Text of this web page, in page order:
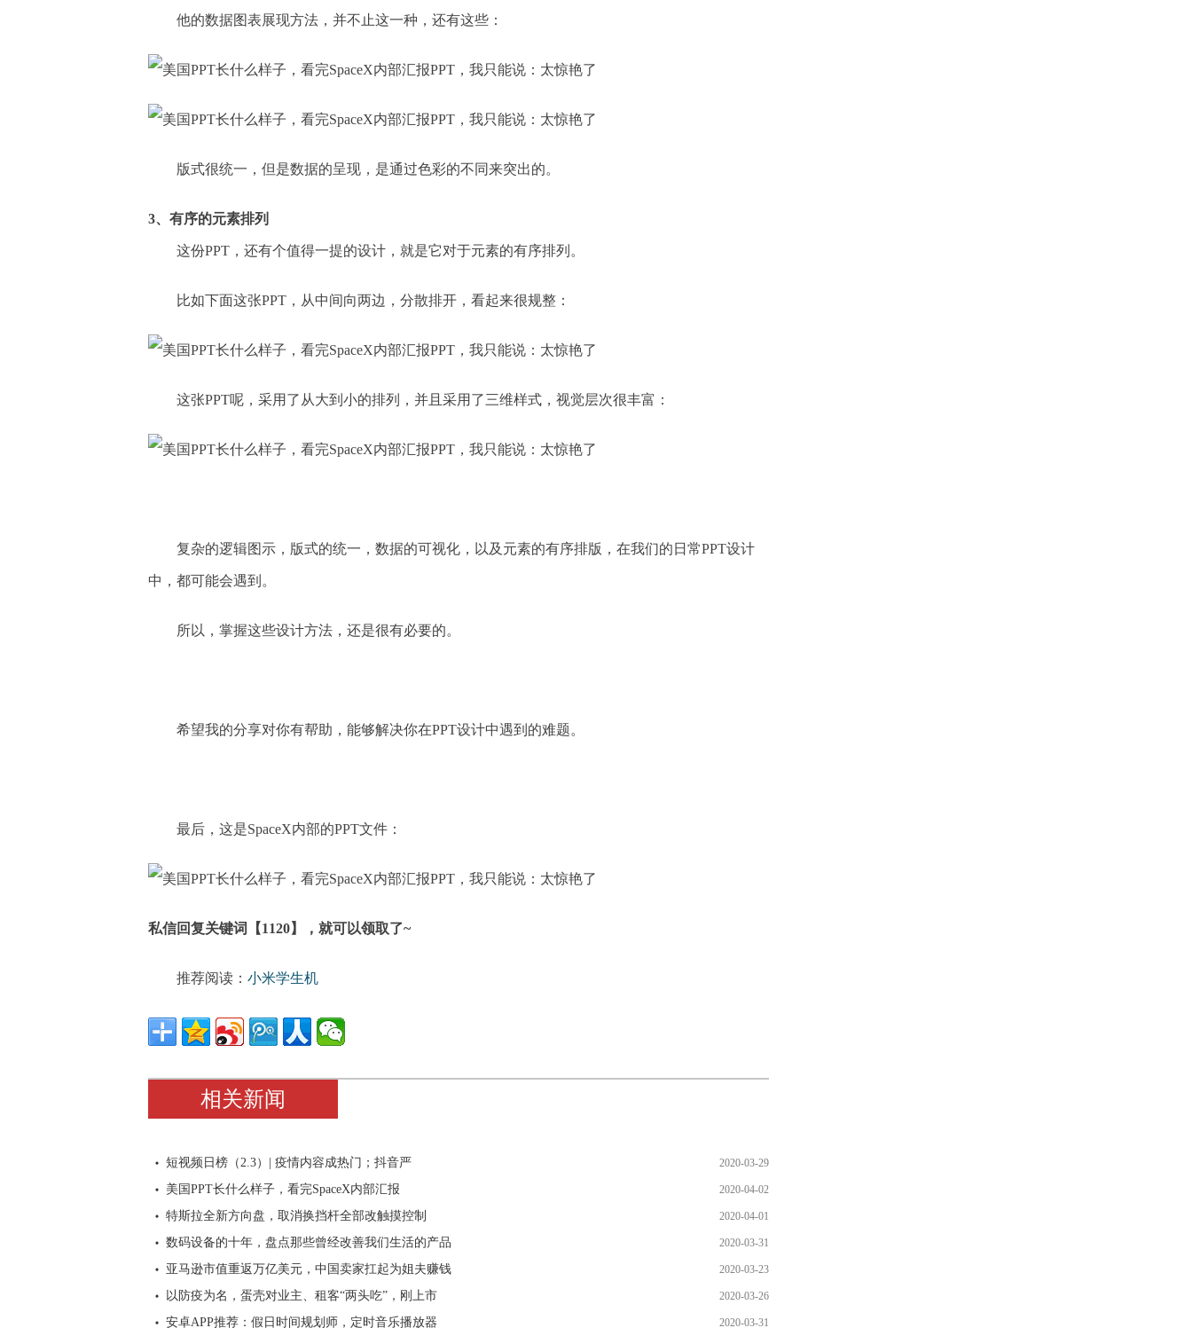
他的数据图表展现方法，并不止这一种，还有这些：
版式很统一，但是数据的呈现，是通过色彩的不同来突出的。
3、有序的元素排列
这份PPT，还有个值得一提的设计，就是它对于元素的有序排列。
比如下面这张PPT，从中间向两边，分散排开，看起来很规整：
这张PPT呢，采用了从大到小的排列，并且采用了三维样式，视觉层次很丰富：
复杂的逻辑图示，版式的统一，数据的可视化，以及元素的有序排版，在我们的日常PPT设计
中，都可能会遇到。
所以，掌握这些设计方法，还是很有必要的。
希望我的分享对你有帮助，能够解决你在PPT设计中遇到的难题。
最后，这是SpaceX内部的PPT文件：
私信回复关键词【1120】，就可以领取了~
推荐阅读： 小米学生机
相关新闻
短视频日榜（2.3）| 疫情内容成热门；抖音严 2020-03-29
美国PPT长什么样子，看完SpaceX内部汇报 2020-04-02
特斯拉全新方向盘，取消换挡杆全部改触摸控制 2020-04-01
数码设备的十年，盘点那些曾经改善我们生活的产品 2020-03-31
亚马逊市值重返万亿美元，中国卖家扛起为姐夫赚钱 2020-03-23
以防疫为名，蛋壳对业主、租客“两头吃”，刚上市 2020-03-26
安卓APP推荐：假日时间规划师，定时音乐播放器 2020-03-31